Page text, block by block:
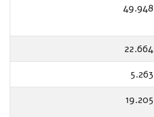
49.948
22.664
5.263
19.205